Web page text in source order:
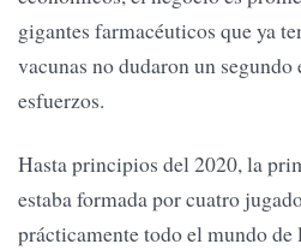
gigantes farmacéuticos que ya
vacunas no dudaron un segundo
esfuerzos.
Hasta principios del 2020, la
estaba formada por cuatro
prácticamente todo el mundo de